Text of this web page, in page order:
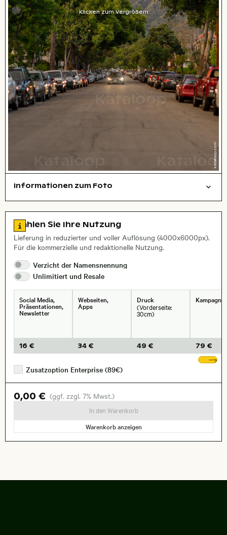
Klicken zum Vergrößern
Informationen zum Foto
Zu den Lizenzinformationen springen
Wählen Sie Ihre Nutzung
Lieferung in reduzierter und voller Auflösung (4000x6000px).
Für die kommerzielle und redaktionelle Nutzung.
Verzicht der Namensnennung
Unlimitiert und Resale
Social Media,
Präsentationen,
Newsletter
16 €
Webseiten,
Apps
34 €
Druck
(Vorderseite:
30cm)
49 € 79 €
Zusatzoption Enterprise (89€)
0,00 € (ggf. zzgl. 7% Mwst.)
In den Warenkorb
Warenkorb anzeigen